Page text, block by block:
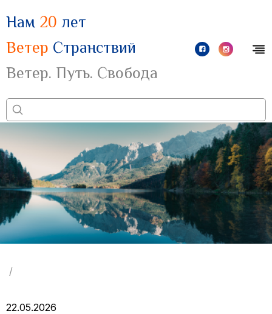
Нам 20 лет
Ветер Странствий
Ветер. Путь. Свобода
/
22.05.2026